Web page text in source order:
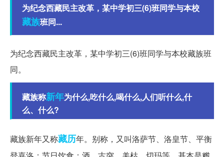
为纪念西藏民主改革，某中学初三(6)班同学与本校
藏族班同...
为纪念西藏民主改革，某中学初三(6)班同学与本校藏族班
同。
藏族称新年为什么,吃什么,喝什么,人们听什么,什
么、什么?
藏族新年又称藏历年。别称，又叫洛萨节、洛皇节、平衡